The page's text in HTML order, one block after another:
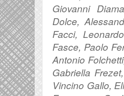
Giovanni
Dolce,
Facci,
Fasce, Paolo
Antonio
Gabriella
Vincino Gallo,